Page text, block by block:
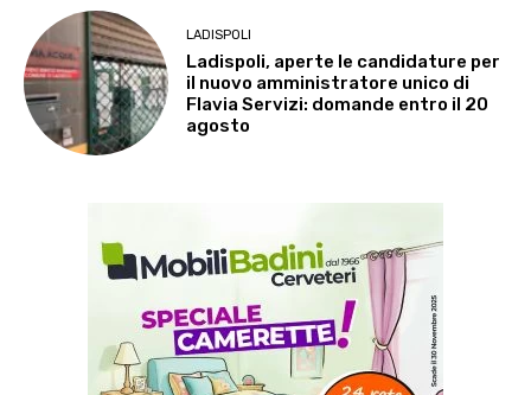
LADISPOLI
Ladispoli, aperte le candidature per
il nuovo amministratore unico di
Flavia Servizi: domande entro il 20
agosto